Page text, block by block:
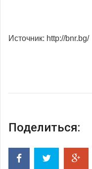
Источник: http://bnr.bg/
Поделиться: